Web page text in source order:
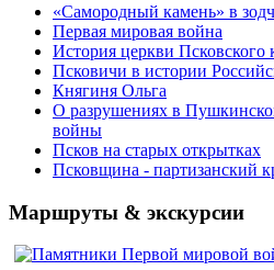
«Самородный камень» в
Первая мировая война
История церкви Псковского
Псковичи в истории
Княгиня Ольга
О разрушениях в
войны
Псков на старых открытках
Псковщина - партизанский
Маршруты & экскурсии